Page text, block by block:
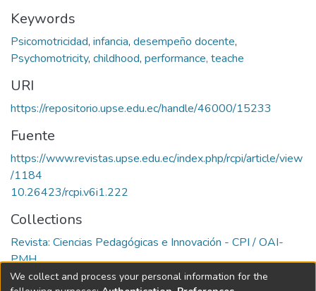
Keywords
Psicomotricidad, infancia, desempeño docente,
Psychomotricity, childhood, performance, teache
URI
https://repositorio.upse.edu.ec/handle/46000/15233
Fuente
https://www.revistas.upse.edu.ec/index.php/rcpi/article/view
/1184
10.26423/rcpi.v6i1.222
Collections
Revista: Ciencias Pedagógicas e Innovación - CPI / OAI-
PMH
We collect and process your personal information for the